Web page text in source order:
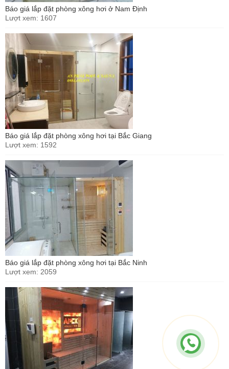
Báo giá lắp đặt phòng xông hơi ở Nam Định
Lượt xem: 1607
Báo giá lắp đặt phòng xông hơi tại Bắc Giang
Lượt xem: 1592
Báo giá lắp đặt phòng xông hơi tại Bắc Ninh
Lượt xem: 2059